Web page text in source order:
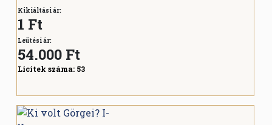
Kikiáltási ár:
1 Ft
Leütési ár:
54.000 Ft
Licitek száma: 53